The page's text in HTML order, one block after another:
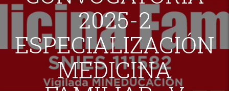
2025-2
ESPECIALIZACIÓN
MEDICINA